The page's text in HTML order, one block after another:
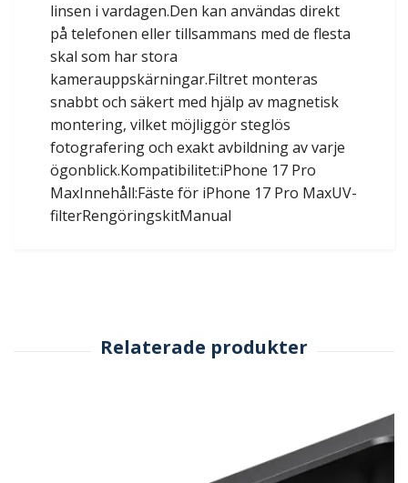
linsen i vardagen.Den kan användas direkt
på telefonen eller tillsammans med de flesta
skal som har stora
kamerauppskärningar.Filtret monteras
snabbt och säkert med hjälp av magnetisk
montering, vilket möjliggör steglös
fotografering och exakt avbildning av varje
ögonblick.Kompatibilitet:iPhone 17 Pro
MaxInnehåll:Fäste för iPhone 17 Pro MaxUV-
filterRengöringskitManual